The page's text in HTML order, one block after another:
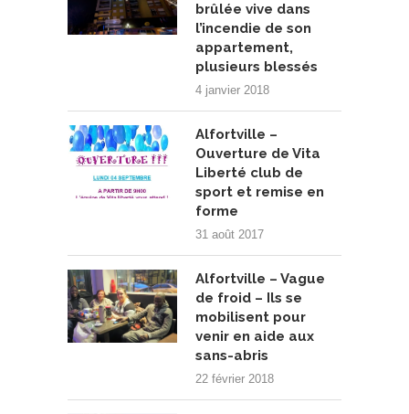
brûlée vive dans
l’incendie de son
appartement,
plusieurs blessés
4 janvier 2018
Alfortville –
Ouverture de Vita
Liberté club de
sport et remise en
forme
31 août 2017
Alfortville – Vague
de froid – Ils se
mobilisent pour
venir en aide aux
sans-abris
22 février 2018